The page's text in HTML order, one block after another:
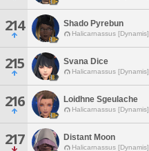
214 Shado Pyrebun
Halicarnassus [Dynamis]
215 Svana Dice
Halicarnassus [Dynamis]
216 Loidhne Sgeulache
Halicarnassus [Dynamis]
217 Distant Moon
Halicarnassus [Dynamis]